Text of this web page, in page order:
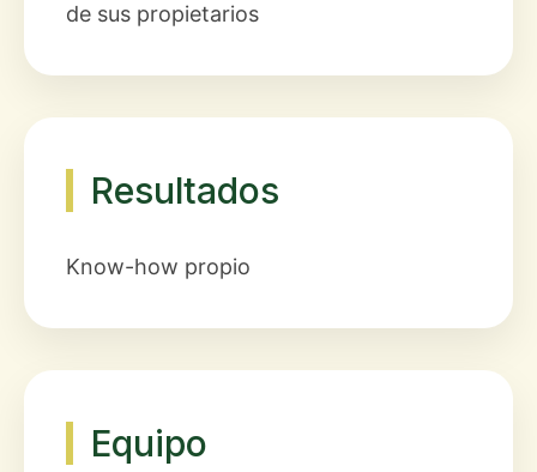
de sus propietarios
Resultados
Know-how propio
Equipo